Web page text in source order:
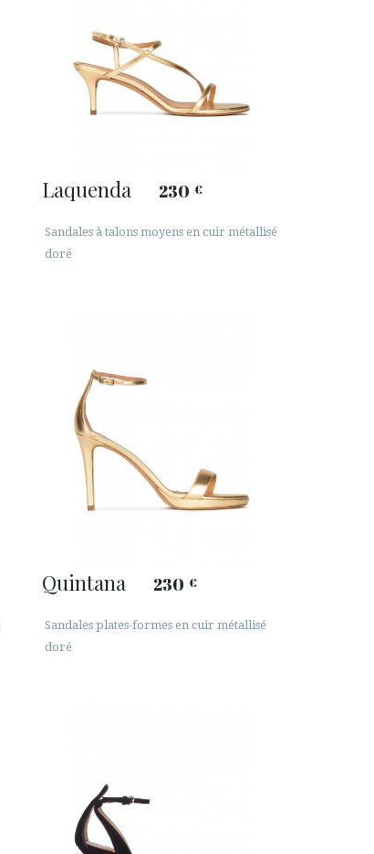
Laquenda 230 €
Sandales à talons moyens en cuir métallisé
doré
Quintana 230 €
Sandales plates-formes en cuir métallisé
doré